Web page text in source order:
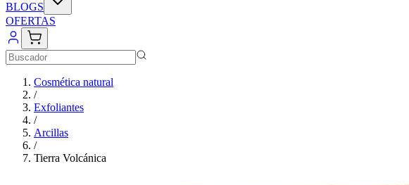
BLOGS
OFERTAS
Cosmética natural
/
Exfoliantes
/
Arcillas
/
Tierra Volcánica